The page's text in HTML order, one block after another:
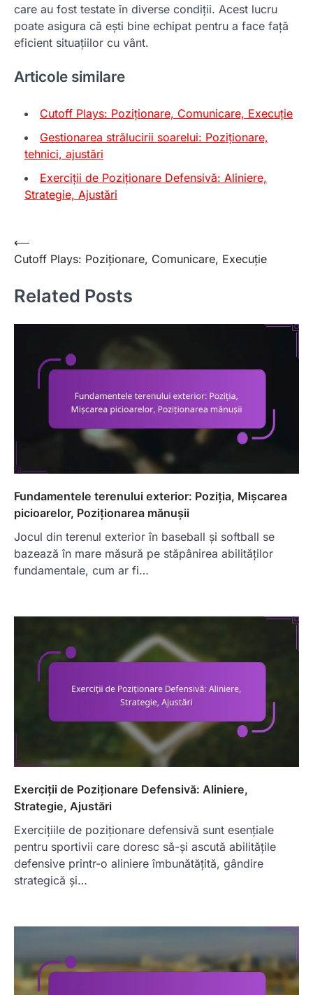
care au fost testate în diverse condiții. Acest lucru
poate asigura că ești bine echipat pentru a face față
eficient situațiilor cu vânt.
Articole similare
Cutoff Plays: Poziționare, Comunicare, Execuție
Gestionarea strălucirii soarelui: Poziționare,
tehnici, ajustări
Exerciții de Poziționare Defensivă: Aliniere,
Strategie, Ajustări
Post
navigation
⟵
Cutoff Plays: Poziționare, Comunicare, Execuție
Related Posts
Fundamentele terenului exterior: Poziția, Mișcarea
picioarelor, Poziționarea mănușii
Jocul din terenul exterior în baseball și softball se
bazează în mare măsură pe stăpânirea abilităților
fundamentale, cum ar fi…
Exerciții de Poziționare Defensivă: Aliniere,
Strategie, Ajustări
Exercițiile de poziționare defensivă sunt esențiale
pentru sportivii care doresc să-și ascută abilitățile
defensive printr-o aliniere îmbunătățită, gândire
strategică și…